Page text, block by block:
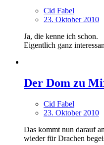
Cid Fabel
23. Oktober 2010
Ja, die kenne ich schon.
Eigentlich ganz
Der Dom zu
Cid Fabel
23. Oktober 2010
Das kommt nun darauf
wieder für Drachen